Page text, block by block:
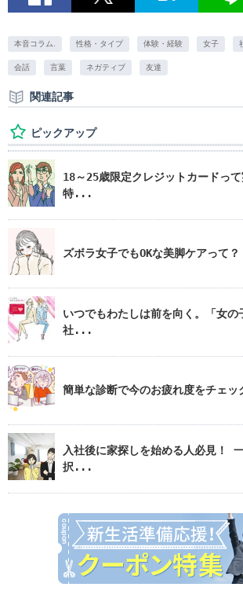
本音コラム. 性格・タイプ 体験・経験 女子
会話 言葉 ネガティブ 友達
関連記事
ピックアップ
18～25歳限定クレジットカードっ
特...
ズボラ女子でもOKな美脚ケアって？
いつでもわたしは前を向く。「女
社...
簡単な診断で今のお疲れ度をチェッ
入社後に家探しを始める人必見！
択...